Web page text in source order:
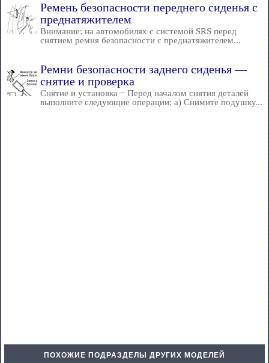
Ремень безопасности переднего сиденья с
преднатяжителем
Внимание: на автомобилях с системой SRS перед
снятием ремня безопасности с преднатяжителем...
Ремни безопасности заднего сиденья —
снятие и проверка
Снятие и установка − Перед началом снятия деталей
выполните следующие операции: а) Снимите подушку...
ПОХОЖИЕ ПОДРАЗДЕЛЫ ДРУГИХ МОДЕЛЕЙ